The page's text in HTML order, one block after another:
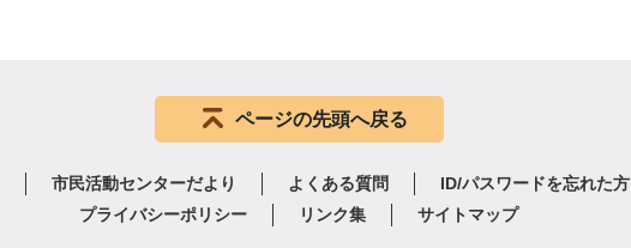
ページの先頭へ戻る
市民活動センターだより よくある質問 ID/パスワードを忘れた方
プライバシーポリシー
リンク集 サイトマップ